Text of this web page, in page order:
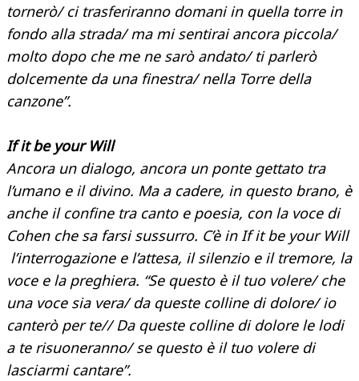
tornerò/ ci trasferiranno domani in quella torre in
fondo alla strada/ ma mi sentirai ancora piccola/
molto dopo che me ne sarò andato/ ti parlerò
dolcemente da una finestra/ nella Torre della
canzone”.
If it be your Will
Ancora un dialogo, ancora un ponte gettato tra
l’umano e il divino. Ma a cadere, in questo brano, è
anche il confine tra canto e poesia, con la voce di
Cohen che sa farsi sussurro. C’è in If it be your Will
l’interrogazione e l’attesa, il silenzio e il tremore, la
voce e la preghiera. “Se questo è il tuo volere/ che
una voce sia vera/ da queste colline di dolore/ io
canterò per te// Da queste colline di dolore le lodi
a te risuoneranno/ se questo è il tuo volere di
lasciarmi cantare”.